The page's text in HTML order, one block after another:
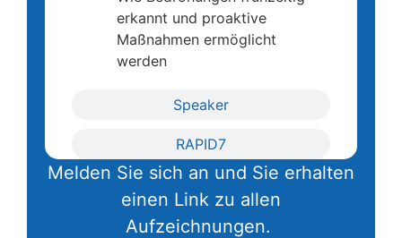
Speaker
RAPID7
erkannt und proaktive
Maßnahmen ermöglicht
werden
Melden Sie sich an und Sie erhalten
einen Link zu allen
Aufzeichnungen.